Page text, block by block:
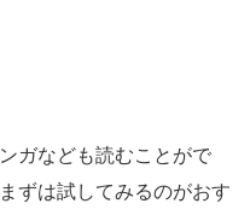
ガなども読むことがで
ずは試してみるのがおす